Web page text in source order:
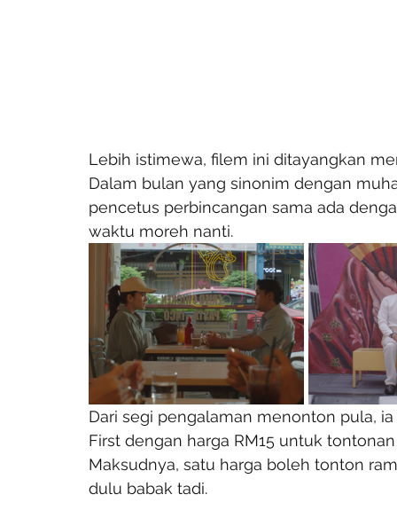
Lebih istimewa, filem ini ditayangkan
Dalam bulan yang sinonim dengan
pencetus perbincangan sama ada
waktu moreh nanti.
Dari segi pengalaman menonton pula,
First dengan harga RM15 untuk
Maksudnya, satu harga boleh tonton
dulu babak tadi.